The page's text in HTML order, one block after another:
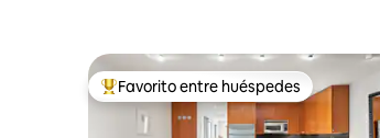
De los mejores en Favorito entre
Favorito entre huéspedes